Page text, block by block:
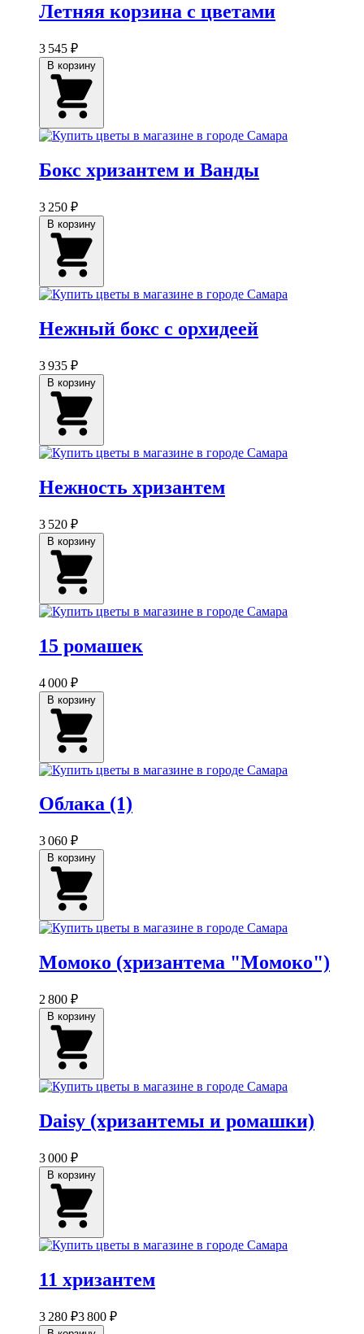
Летняя корзина с цветами
3 545 ₽
Бокс хризантем и Ванды
3 250 ₽
Нежный бокс с орхидеей
3 935 ₽
Нежность хризантем
3 520 ₽
15 ромашек
4 000 ₽
Облака (1)
3 060 ₽
Момоко (хризантема "Момоко")
2 800 ₽
Daisy (хризантемы и ромашки)
3 000 ₽
11 хризантем
3 280 ₽3 800 ₽